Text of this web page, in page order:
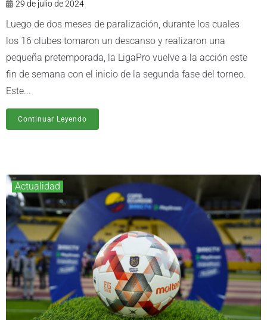
29 de julio de 2024
Luego de dos meses de paralización, durante los cuales
los 16 clubes tomaron un descanso y realizaron una
pequeña pretemporada, la LigaPro vuelve a la acción este
fin de semana con el inicio de la segunda fase del torneo.
Este...
Continuar Leyendo
Actualidad